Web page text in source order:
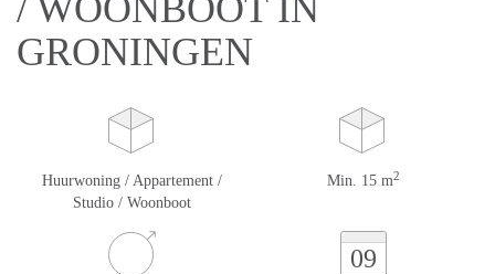
/ WOONBOOT IN
GRONINGEN
Huurwoning / Appartement /
Studio / Woonboot
Min. 15 m2
09